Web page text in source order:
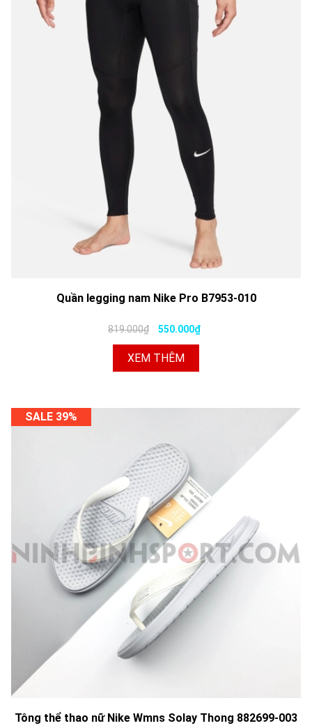
Quần legging nam Nike Pro B7953-010
819.000₫ 550.000₫
XEM THÊM
SALE 39%
Tông thể thao nữ Nike Wmns Solay Thong 882699-003